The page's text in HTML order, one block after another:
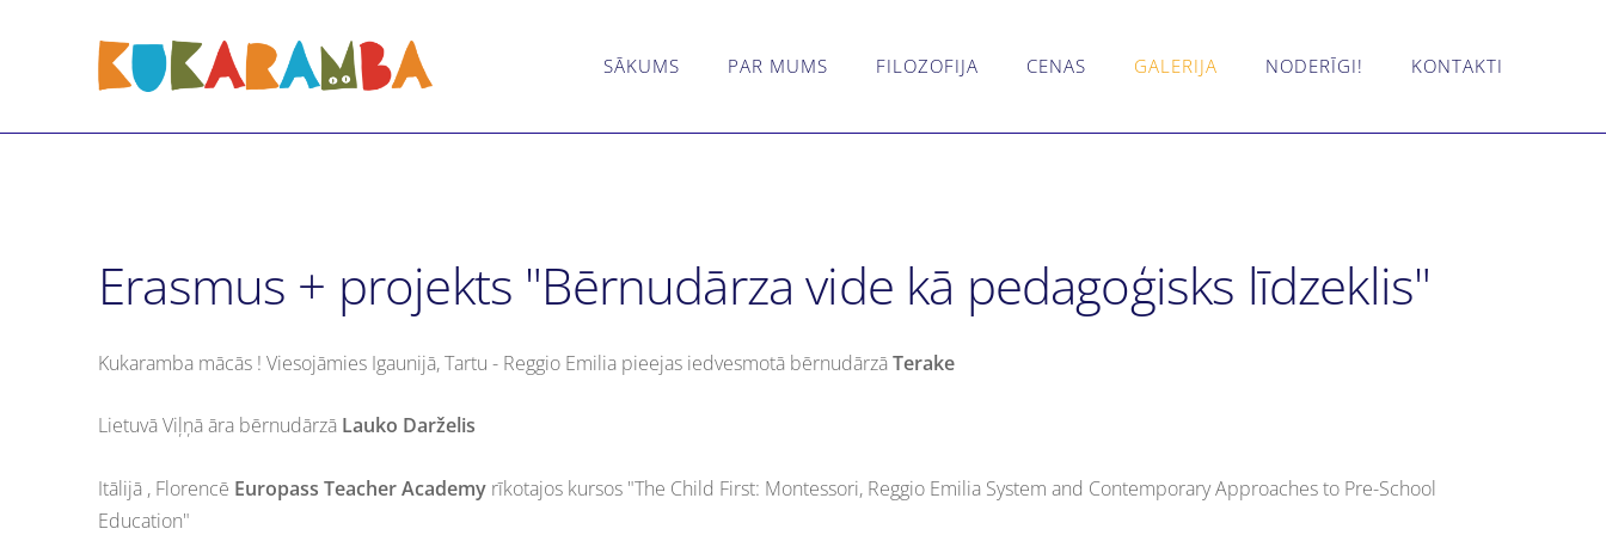
SĀKUMS PAR MUMS FILOZOFIJA CENAS GALERIJA NODERĪGI! KONTAKTI
Erasmus + projekts "Bērnudārza vide kā pedagoģisks līdzeklis"
Kukaramba mācās ! Viesojāmies Igaunijā, Tartu - Reggio Emilia pieejas iedvesmotā bērnudārzāTerake
Lietuvā Viļņā āra bērnudārzā Lauko Darželis
Itālijā , Florencē Europass Teacher Academy rīkotajos kursos "The Child First: Montessori, Reggio Emilia System and Contemporary Approaches to Pre-School
Education"